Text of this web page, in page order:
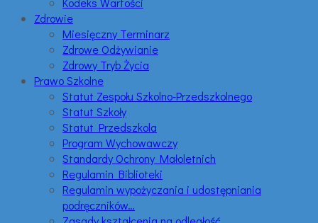
Zdrowie
Miesięczny Terminarz
Zdrowe Odżywianie
Zdrowy Tryb Życia
Prawo Szkolne
Statut Zespołu Szkolno-Przedszkolnego
Statut Szkoły
Statut Przedszkola
Program Wychowawczy
Standardy Ochrony Małoletnich
Regulamin Biblioteki
Regulamin wypożyczania i udostępniania
podręczników…